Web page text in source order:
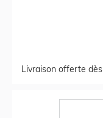
Livraison offerte dès